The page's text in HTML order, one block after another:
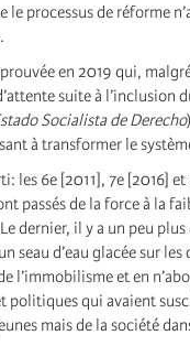
le processus de réforme
en 2019 qui,
suite à l’inclusion
Socialista de Derecho
à transformer le
les 6e [2011], 7e [2016]
passés de la force à la
dernier, il y a un peu
seau d’eau glacée sur les
l’immobilisme et en
politiques qui avaient
mais de la société